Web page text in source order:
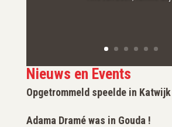
Nieuws en Events
Opgetrommeld speelde in
Adama Dramé was in Gouda !